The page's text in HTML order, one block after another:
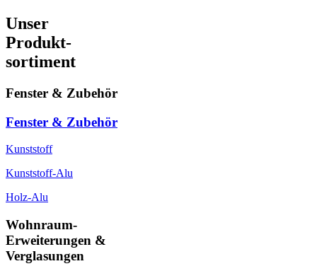
Unser
Produkt-
sortiment
Fenster & Zubehör
Fenster & Zubehör
Kunststoff
Kunststoff-Alu
Holz-Alu
Wohnraum-
Erweiterungen &
Verglasungen